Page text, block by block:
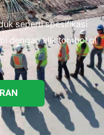
seperti spesifikasi
dengan klik tombol di